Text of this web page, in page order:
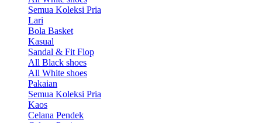
Semua Koleksi Pria
Lari
Bola Basket
Kasual
Sandal & Fit Flop
All Black shoes
All White shoes
Pakaian
Semua Koleksi Pria
Kaos
Celana Pendek